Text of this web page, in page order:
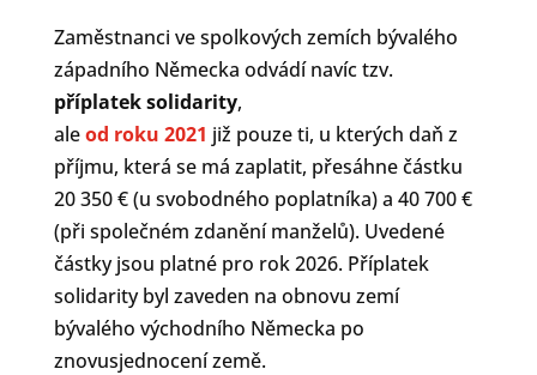
Zaměstnanci ve spolkových zemích bývalého
západního Německa odvádí navíc tzv.
příplatek solidarity,
aleod roku 2021 již pouze ti, u kterých daň z
příjmu, která se má zaplatit, přesáhne částku
20 350 € (u svobodného poplatníka) a 40 700 €
(při společném zdanění manželů). Uvedené
částky jsou platné pro rok 2026. Příplatek
solidarity byl zaveden na obnovu zemí
bývalého východního Německa po
znovusjednocení země.